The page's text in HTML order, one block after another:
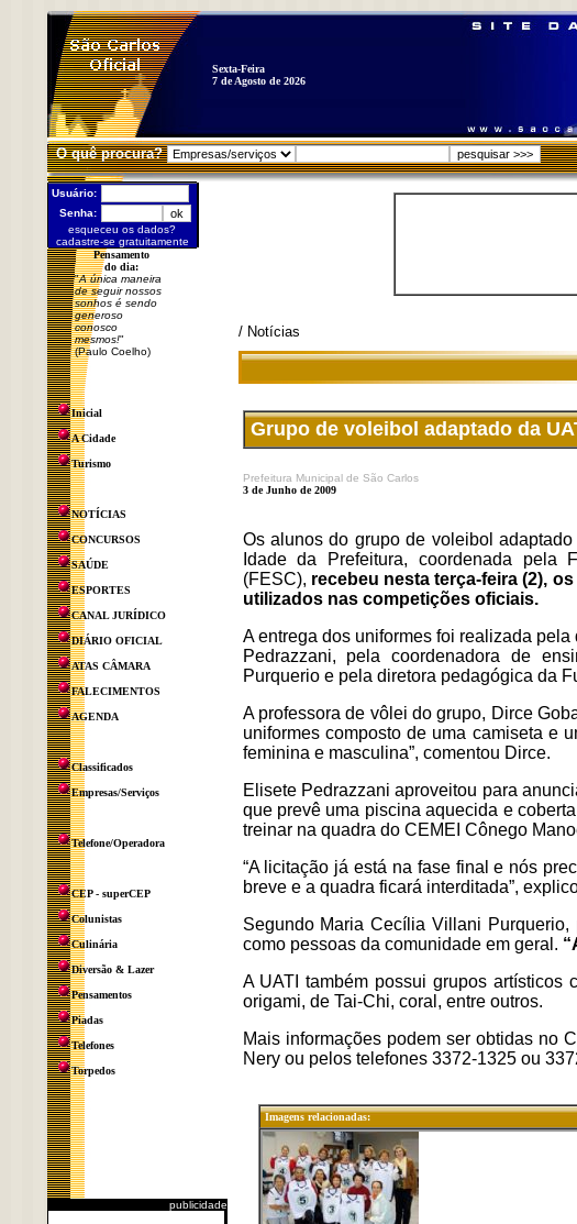
Sexta-Feira
7 de Agosto de 2026
O quê procura?
Usuário:
Senha:
esqueceu os dados?
cadastre-se gratuitamente
Pensamento
do dia:
"A única maneira
de seguir nossos
sonhos é sendo
generoso
conosco
mesmos!"
(Paulo Coelho)
Inicial
A Cidade
Turismo
NOTÍCIAS
CONCURSOS
SAÚDE
ESPORTES
CANAL JURÍDICO
DIÁRIO OFICIAL
ATAS CÂMARA
FALECIMENTOS
AGENDA
Classificados
Empresas/Serviços
Telefone/Operadora
CEP - superCEP
Colunistas
Culinária
Diversão & Lazer
Pensamentos
Piadas
Telefones
Torpedos
publicidade
/ Notícias
Grupo de voleibol adaptado da
Prefeitura Municipal de São Carlos
3 de Junho de 2009
Os alunos do grupo de voleibol
Idade da Prefeitura, coordenada pela
(FESC), recebeu nesta terça-feira (2),
utilizados nas competições oficiais.
A entrega dos uniformes foi realizada
Pedrazzani, pela coordenadora de
Purquerio e pela diretora pedagógica da
A professora de vôlei do grupo, Dirce
uniformes composto de uma camiseta e
feminina e masculina”, comentou Dirce.
Elisete Pedrazzani aproveitou para
que prevê uma piscina aquecida e
treinar na quadra do CEMEI Cônego
“A licitação já está na fase final e nós
breve e a quadra ficará interditada”,
Segundo Maria Cecília Villani
como pessoas da comunidade em geral.
A UATI também possui grupos artísticos
origami, de Tai-Chi, coral, entre outros.
Mais informações podem ser obtidas no
Nery ou pelos telefones 3372-1325 ou
Imagens relacionadas: